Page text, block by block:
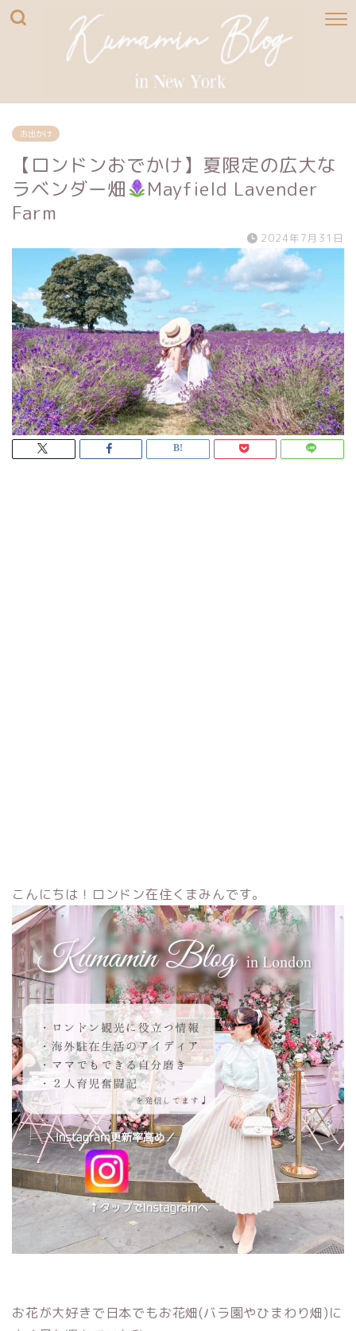
お出かけ
【ロンドンおでかけ】夏限定の広大な
ラベンダー畑
Mayfield Lavender
Farm
2024年7月31日
こんにちは！ロンドン在住くまみんです。
お花が大好きで日本でもお花畑(バラ園やひまわり畑)に